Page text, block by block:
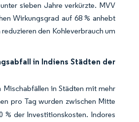
sieben Jahre verkürzte. MVV
Wirkungsgrad auf 68 % anhebt
den Kohleverbrauch um
in Indiens Städten der
in Städten mit mehr
pro Tag wurden zwischen Mitte
% der Investitionskosten. Indores